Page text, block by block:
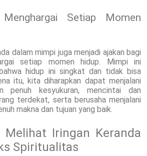
Setiap Momen
dalam mimpi juga menjadi ajakan bagi
setiap momen hidup. Mimpi ini
hidup ini singkat dan tidak bisa
itu, kita diharapkan dapat menjalani
penuh kesyukuran, mencintai dan
terdekat, serta berusaha menjalani
makna dan tujuan yang baik.
Iringan Keranda
Spiritualitas